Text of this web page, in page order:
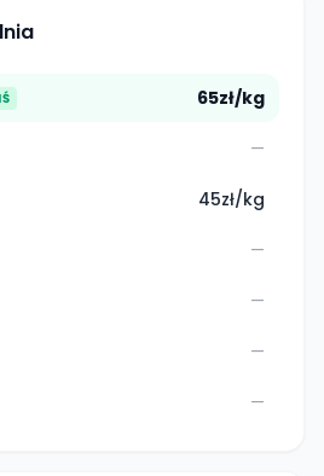
65zł/kg
—
45zł/kg
—
—
—
—